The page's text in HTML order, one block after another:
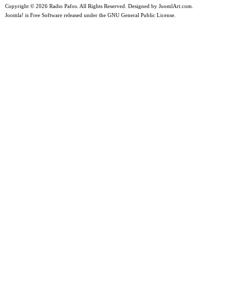
Copyright © 2026 Radio Pafos. All Rights Reserved. Designed by JoomlArt.com
Joomla! is Free Software released under the GNU General Public License.